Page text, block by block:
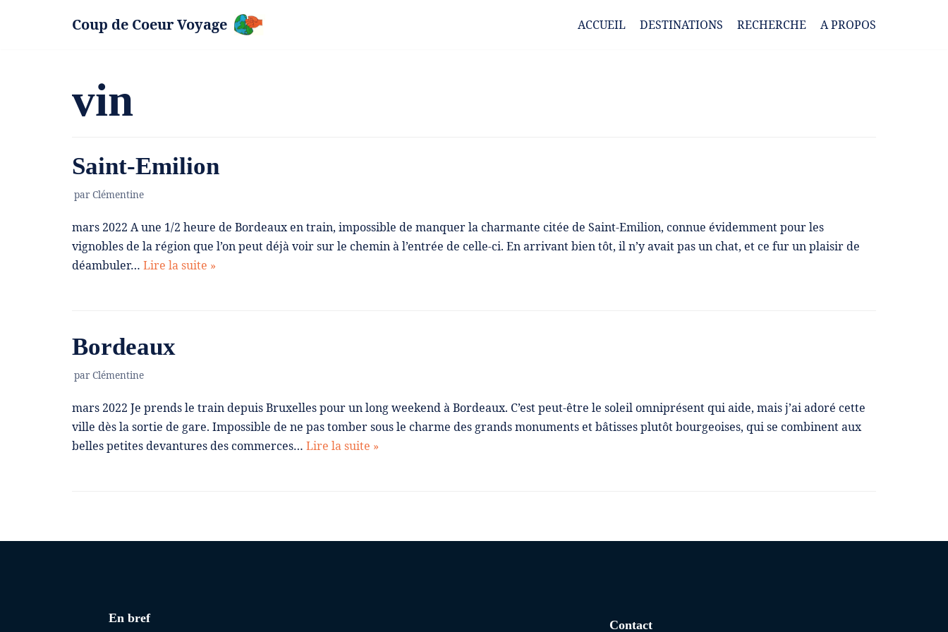
Coup de Coeur Voyage ACCUEIL DESTINATIONS RECHERCHE A PROPOS
vin
Saint-Emilion
par Clémentine
mars 2022 A une 1/2 heure de Bordeaux en train, impossible de manquer la charmante citée de Saint-Emilion, connue évidemment pour les
vignobles de la région que l’on peut déjà voir sur le chemin à l’entrée de celle-ci. En arrivant bien tôt, il n’y avait pas un chat, et ce fur un plaisir de
déambuler… Lire la suite »
Bordeaux
par Clémentine
mars 2022 Je prends le train depuis Bruxelles pour un long weekend à Bordeaux. C’est peut-être le soleil omniprésent qui aide, mais j’ai adoré cette
ville dès la sortie de gare. Impossible de ne pas tomber sous le charme des grands monuments et bâtisses plutôt bourgeoises, qui se combinent aux
belles petites devantures des commerces… Lire la suite »
En bref Contact